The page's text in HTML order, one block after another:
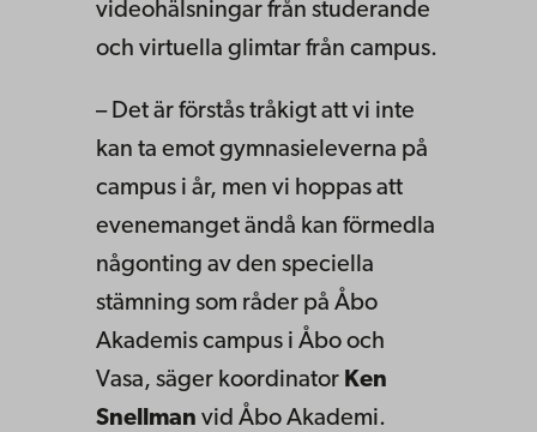
videohälsningar från studerande
och virtuella glimtar från campus.
– Det är förstås tråkigt att vi inte
kan ta emot gymnasieleverna på
campus i år, men vi hoppas att
evenemanget ändå kan förmedla
någonting av den speciella
stämning som råder på Åbo
Akademis campus i Åbo och
Vasa, säger koordinator Ken
Snellman vid Åbo Akademi.